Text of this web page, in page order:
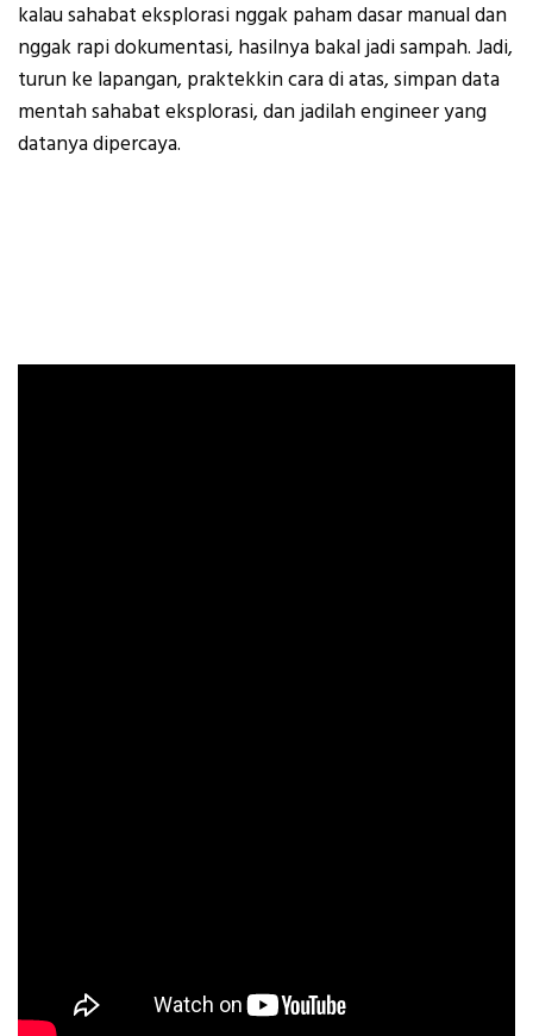
kalau sahabat eksplorasi nggak paham dasar manual dan
nggak rapi dokumentasi, hasilnya bakal jadi sampah. Jadi,
turun ke lapangan, praktekkin cara di atas, simpan data
mentah sahabat eksplorasi, dan jadilah engineer yang
datanya dipercaya.